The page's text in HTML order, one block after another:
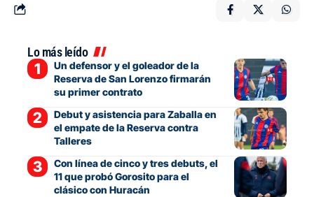
Lo más leído
Un defensor y el goleador de la
Reserva de San Lorenzo firmarán
su primer contrato
Debut y asistencia para Zaballa en
el empate de la Reserva contra
Talleres
Con línea de cinco y tres debuts, el
11 que probó Gorosito para el
clásico con Huracán